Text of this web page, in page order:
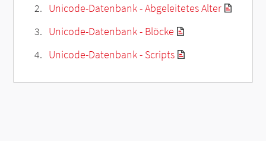
Unicode-Datenbank - Abgeleitetes Alter
Unicode-Datenbank - Blöcke
Unicode-Datenbank - Scripts